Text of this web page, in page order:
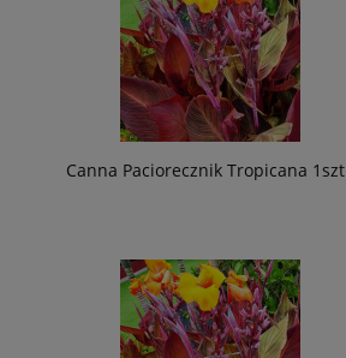
Canna Paciorecznik Tropicana 1szt